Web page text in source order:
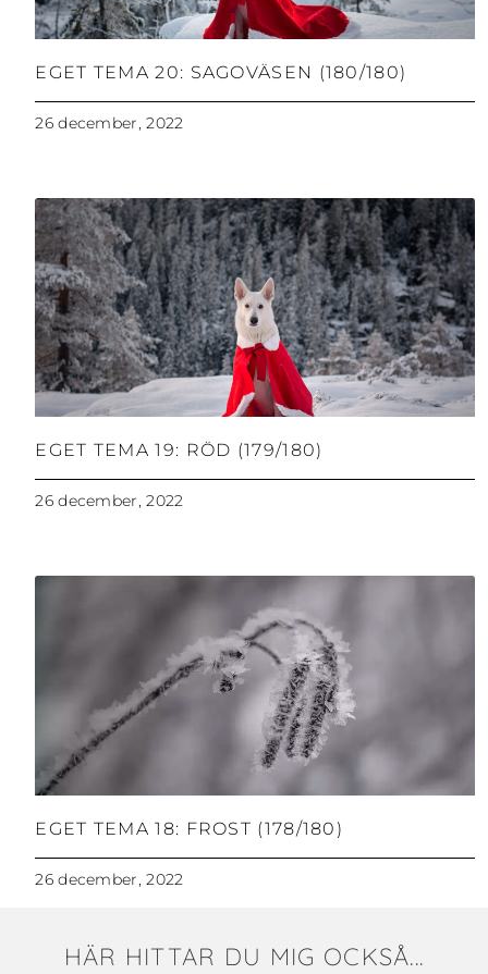
EGET TEMA 20: SAGOVÄSEN (180/180)
26 december, 2022
EGET TEMA 19: RÖD (179/180)
26 december, 2022
EGET TEMA 18: FROST (178/180)
26 december, 2022
HÄR HITTAR DU MIG OCKSÅ...